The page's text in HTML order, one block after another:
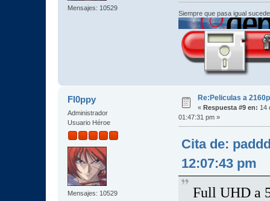
Mensajes: 10529
Siempre que pasa igual
Fl0ppy
Administrador
Usuario Héroe
Mensajes: 10529
Re:Peliculas a
« Respuesta #9 en: 14
01:47:31 pm »
Cita de:
12:07:43 pm
Full UHD a